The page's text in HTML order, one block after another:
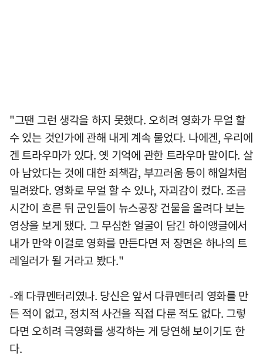
"그땐 그런 생각을 하지 못했다. 오히려 영화가 무얼 할
수 있는 것인가에 관해 내게 계속 물었다. 나에겐, 우리에
겐 트라우마가 있다. 옛 기억에 관한 트라우마 말이다. 살
아 남았다는 것에 대한 죄책감, 부끄러움 등이 해일처럼
밀려왔다. 영화로 무얼 할 수 있나, 자괴감이 컸다. 조금
시간이 흐른 뒤 군인들이 뉴스공장 건물을 올려다 보는
영상을 보게 됐다. 그 무심한 얼굴이 담긴 하이앵글에서
내가 만약 이걸로 영화를 만든다면 저 장면은 하나의 트
레일러가 될 거라고 봤다."
-왜 다큐멘터리였나. 당신은 앞서 다큐멘터리 영화를 만
든 적이 없고, 정치적 사건을 직접 다룬 적도 없다. 그렇
다면 오히려 극영화를 생각하는 게 당연해 보이기도 한
다.